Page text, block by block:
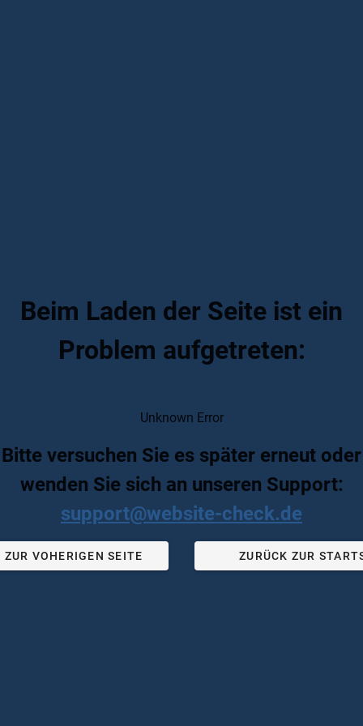
Beim Laden der Seite ist ein
Problem aufgetreten:
Unknown Error
Bitte versuchen Sie es später erneut oder
wenden Sie sich an unseren Support:
support@website-check.de
ZUR VOHERIGEN SEITE ZURÜCK ZUR